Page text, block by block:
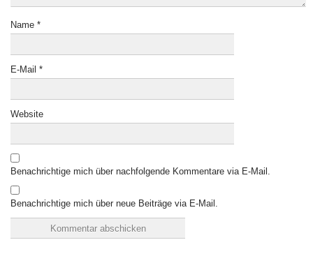
Name *
E-Mail *
Website
Benachrichtige mich über nachfolgende Kommentare via E-Mail.
Benachrichtige mich über neue Beiträge via E-Mail.